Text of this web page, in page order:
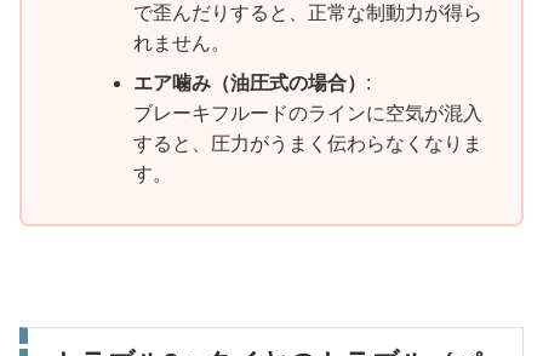
で歪んだりすると、正常な制動力が得ら
れません。
エア噛み（油圧式の場合） :
ブレーキフルードのラインに空気が混入
すると、圧力がうまく伝わらなくなりま
す。